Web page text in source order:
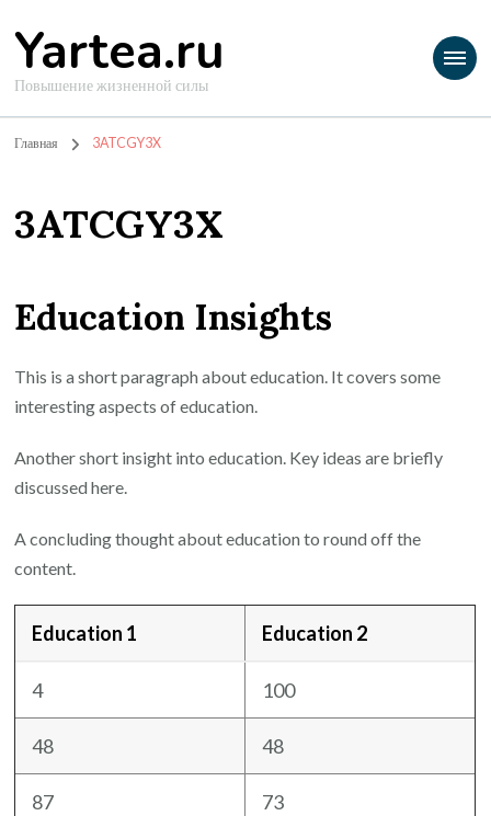
Yartea.ru
Повышение жизненной силы
Главная 3ATCGY3X
3ATCGY3X
Education Insights
This is a short paragraph about education. It covers some
interesting aspects of education.
Another short insight into education. Key ideas are briefly
discussed here.
A concluding thought about education to round off the
content.
Education 1 Education 2
4 100
48 48
87 73